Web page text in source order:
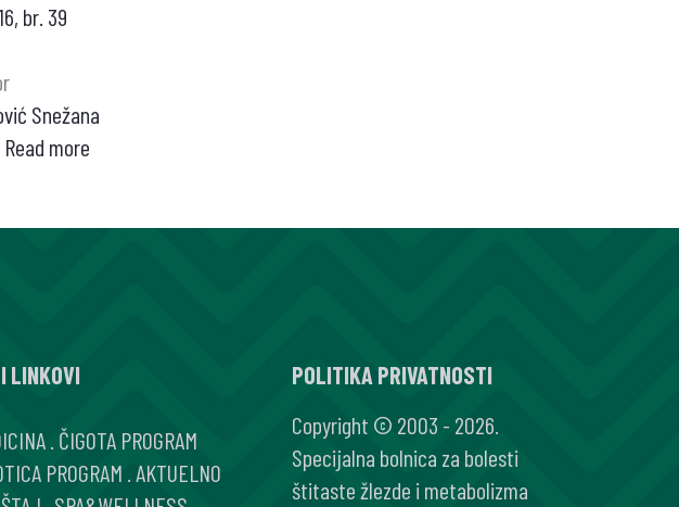
br. 39
Snežana
Read more
LINKOVI
ČIGOTA PROGRAM
PROGRAM AKTUELNO
POLITIKA PRIVATNOSTI
Copyright © 2003 - 2026.
Specijalna bolnica za bolesti
štitaste žlezde i metabolizma